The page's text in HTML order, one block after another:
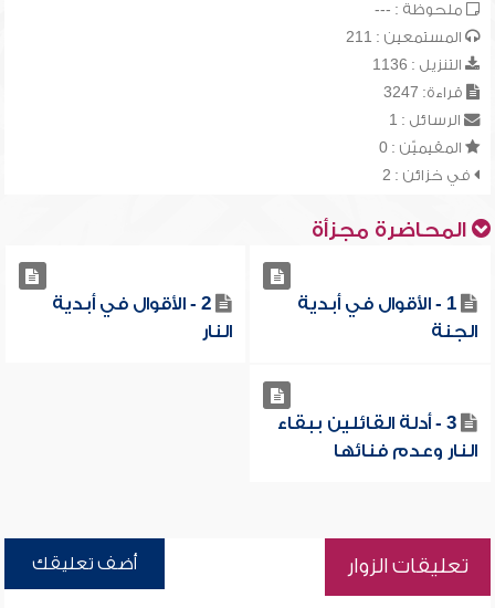
ملحوظة : ---
المستمعين : 211
التنزيل : 1136
قراءة: 3247
الرسائل : 1
المقيميّن : 0
في خزائن : 2
المحاضرة مجزأة
1 - الأقوال في أبدية
الجنة
2 - الأقوال في أبدية
النار
3 - أدلة القائلين ببقاء
النار وعدم فنائها
تعليقات الزوار أضف تعليقك